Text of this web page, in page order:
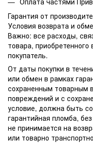
Гарантия от
Условия возврата и
Важно: все расходы,
товара, приобретенного
покупатель.
От даты покупки в
или обмен в рамках
сохраненным товарным
повреждений и с
условие, должна быть
гарантийная пломба,
не принимается на
или товарно